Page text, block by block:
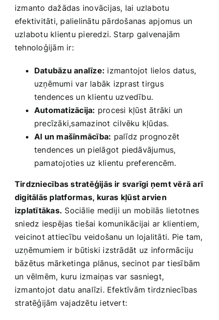
izmanto dažādas ‍inovācijas, lai uzlabotu
efektivitāti, ​palielinātu pārdošanas apjomus un
uzlabotu klientu pieredzi. Starp galvenajām
tehnoloģijām ir:
Datubāzu analīze: izmantojot lielos datus,
uzņēmumi var labāk izprast tirgus
tendences un klientu uzvedību.
Automatizācija: procesi kļūst ātrāki ⁢un
precīzāki,samazinot ⁤cilvēku kļūdas.
AI​ un mašīnmācība: palīdz prognozēt
tendences⁣ un pielāgot piedāvājumus,
pamatojoties uz klientu preferencēm.
Tirdzniecības stratēģijās ir svarīgi ņemt vērā arī
digitālās platformas, ⁤kuras kļūst arvien
izplatītākas. Sociālie mediji un mobilās lietotnes
sniedz iespējas tiešai komunikācijai ⁤ar klientiem,
veicinot attiecību veidošanu un​ lojalitāti. Pie tam,
uzņēmumiem ir ​būtiski‌ izstrādāt ‌uz⁣ informāciju
bāzētus mārketinga plānus, secinot​ par tiesībām
‌un vēlmēm, kuru izmaiņas var sasniegt,
izmantojot datu‍ analīzi. Efektīvām tirdzniecības
stratēģijām vajadzētu ietvert: